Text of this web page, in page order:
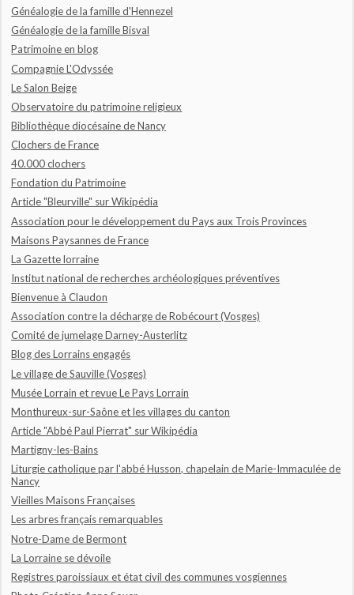
Généalogie de la famille d'Hennezel
Généalogie de la famille Bisval
Patrimoine en blog
Compagnie L'Odyssée
Le Salon Beige
Observatoire du patrimoine religieux
Bibliothèque diocésaine de Nancy
Clochers de France
40.000 clochers
Fondation du Patrimoine
Article "Bleurville" sur Wikipédia
Association pour le développement du Pays aux Trois Provinces
Maisons Paysannes de France
La Gazette lorraine
Institut national de recherches archéologiques préventives
Bienvenue à Claudon
Association contre la décharge de Robécourt (Vosges)
Comité de jumelage Darney-Austerlitz
Blog des Lorrains engagés
Le village de Sauville (Vosges)
Musée Lorrain et revue Le Pays Lorrain
Monthureux-sur-Saône et les villages du canton
Article "Abbé Paul Pierrat" sur Wikipédia
Martigny-les-Bains
Liturgie catholique par l'abbé Husson, chapelain de Marie-Immaculée de
Nancy
Vieilles Maisons Françaises
Les arbres français remarquables
Notre-Dame de Bermont
La Lorraine se dévoile
Registres paroissiaux et état civil des communes vosgiennes